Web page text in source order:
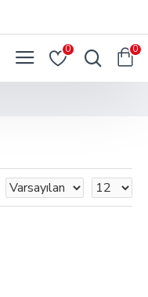
0 0